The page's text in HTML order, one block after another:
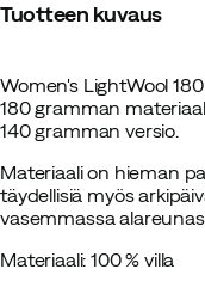
Tuotteen kuvaus
Women's LightWool
180 gramman
140 gramman versio.
Materiaali on hieman
täydellisiä myös
vasemmassa
Materiaali: 100 % villa